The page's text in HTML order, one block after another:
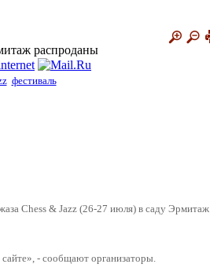
распроданы
фестиваль
Chess & Jazz (26-27 июля) в саду Эрмитаж
- сообщают организаторы.